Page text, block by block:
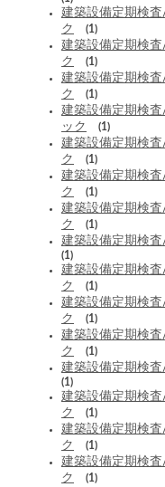
建築設備定期検
ク
(1)
建築設備定期検
ク
(1)
建築設備定期検
ク
(1)
建築設備定期検
ック
(1)
建築設備定期検
ク
(1)
建築設備定期検
ク
(1)
建築設備定期検
ク
(1)
建築設備定期検
(1)
建築設備定期検
ク
(1)
建築設備定期検
ク
(1)
建築設備定期検
ク
(1)
建築設備定期検
(1)
建築設備定期検
ク
(1)
建築設備定期検
ク
(1)
建築設備定期検
ク
(1)